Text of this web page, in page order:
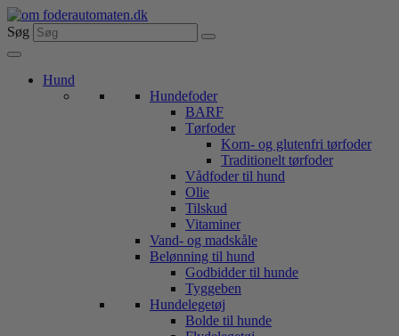
Videre
til
indhold
Søg
Hund
Hundefoder
BARF
Tørfoder
Korn- og glutenfri tørfoder
Traditionelt tørfoder
Vådfoder til hund
Olie
Tilskud
Vitaminer
Vand- og madskåle
Belønning til hund
Godbidder til hunde
Tyggeben
Hundelegetøj
Bolde til hunde